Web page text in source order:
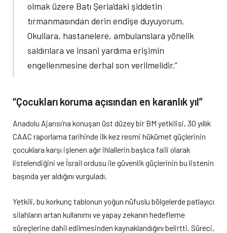
olmak üzere Batı Şeria’daki şiddetin
tırmanmasından derin endişe duyuyorum.
Okullara, hastanelere, ambulanslara yönelik
saldırılara ve insani yardıma erişimin
engellenmesine derhal son verilmelidir.”
“Çocukları koruma açısından en karanlık yıl”
Anadolu Ajansı’na konuşan üst düzey bir BM yetkilisi, 30 yıllık
CAAC raporlama tarihinde ilk kez resmi hükümet güçlerinin
çocuklara karşı işlenen ağır ihlallerin başlıca faili olarak
listelendiğini ve İsrail ordusu ile güvenlik güçlerinin bu listenin
başında yer aldığını vurguladı.
Yetkili, bu korkunç tablonun yoğun nüfuslu bölgelerde patlayıcı
silahların artan kullanımı ve yapay zekanın hedefleme
süreçlerine dahil edilmesinden kaynaklandığını belirtti. Süreci,